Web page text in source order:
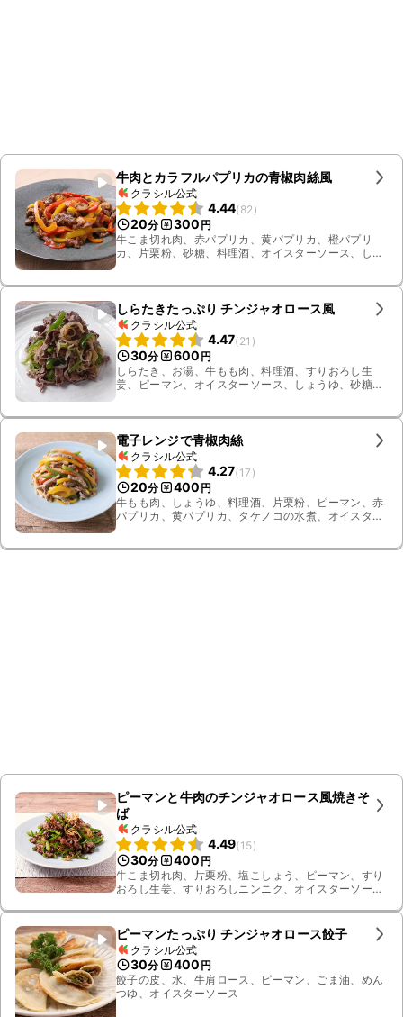
牛肉とカラフルパプリカの青椒肉絲風
クラシル公式
4.44(82 )
20分 300 円
牛こま切れ肉、赤パプリカ、黄パプリカ、橙パプリ
カ、片栗粉、砂糖、料理酒、オイスターソース、しょ
しらたきたっぷり チンジャオロース風
クラシル公式
4.47(21 )
30分 600 円
しらたき、お湯、牛もも肉、料理酒、すりおろし生
姜、ピーマン、オイスターソース、しょうゆ、砂糖、
電子レンジで青椒肉絲
クラシル公式
4.27(17 )
20分 400 円
牛もも肉、しょうゆ、料理酒、片栗粉、ピーマン、赤
パプリカ、黄パプリカ、タケノコの水煮、オイスター
ピーマンと牛肉のチンジャオロース風焼きそ
ば
クラシル公式
4.49(15)
30分 400 円
牛こま切れ肉、片栗粉、塩こしょう、ピーマン、すり
おろし生姜、すりおろしニンニク、オイスターソー
ピーマンたっぷり チンジャオロース餃子
クラシル公式
30分 400 円
餃子の皮、水、牛肩ロース、ピーマン、ごま油、めん
つゆ、オイスターソース